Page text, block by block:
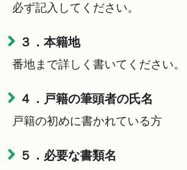
必ず記入してください。
３．本籍地
番地まで詳しく書いてください。
４．戸籍の筆頭者の氏名
戸籍の初めに書かれている方
５．必要な書類名